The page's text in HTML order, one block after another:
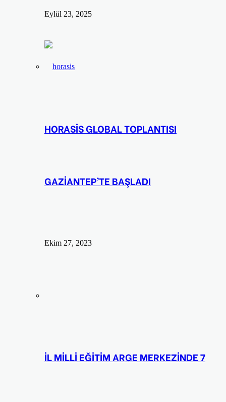
Eylül 23, 2025
HORASİS GLOBAL TOPLANTISI
GAZİANTEP’TE BAŞLADI
Ekim 27, 2023
İL MİLLİ EĞİTİM ARGE MERKEZİNDE 7